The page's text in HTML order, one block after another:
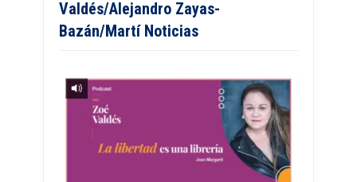
Valdés/Alejandro Zayas-
Bazán/Martí Noticias